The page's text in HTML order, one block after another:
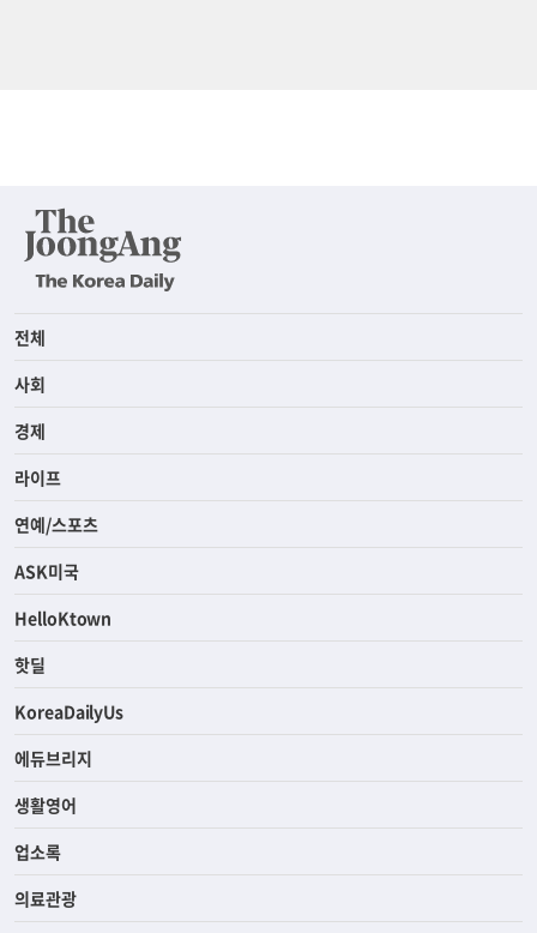
전체
사회
경제
라이프
연예/스포츠
ASK미국
HelloKtown
핫딜
KoreaDailyUs
에듀브리지
생활영어
업소록
의료관광